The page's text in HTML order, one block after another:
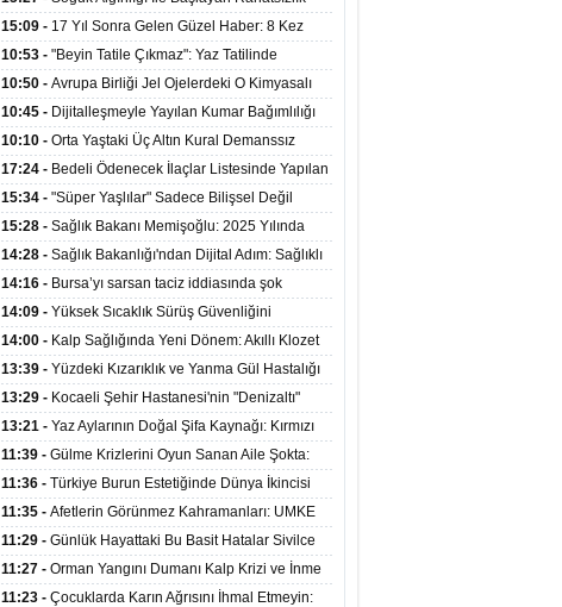
Karaciğer Yetmezliği Çıktı: 17 Yıl Sonra Nakille
Hayata Tutundu
15:09 - 17 Yıl Sonra Gelen Güzel Haber: 8 Kez
Reddedilen Hastaya 9'uncu Çağrıda Nakil Yapıldı
10:53 - "Beyin Tatile Çıkmaz": Yaz Tatilinde
Öğrenilenlerin Yüzde 39'u Unutulabiliyor
10:50 - Avrupa Birliği Jel Ojelerdeki O Kimyasalı
Yasakladı: Kısırlık ve Alerji Riski Uyarısı
10:45 - Dijitalleşmeyle Yayılan Kumar Bağımlılığı
Beyni ve Aileyi Yıkıma Uğratıyor
10:10 - Orta Yaştaki Üç Altın Kural Demanssız
Yaşamı 13 Yıl Uzatabiliyor
17:24 - Bedeli Ödenecek İlaçlar Listesinde Yapılan
Düzenlemeler Hakkında Duyuru 2026/30
15:34 - "Süper Yaşlılar" Sadece Bilişsel Değil
Fiziksel Olarak da Daha Sağlıklı Yaşıyor
15:28 - Sağlık Bakanı Memişoğlu: 2025 Yılında
300 Bini Aşkın Kişiye Emzirme Eğitimi Verildi
14:28 - Sağlık Bakanlığı'ndan Dijital Adım: Sağlıklı
Hayat Merkezlerinde Uzaktan Sağlık Hizmeti
Başladı
14:16 - Bursa’yı sarsan taciz iddiasında şok
gelişme!
14:09 - Yüksek Sıcaklık Sürüş Güvenliğini
Düşürüyor: 40 Derecede Güvenli Sürüş Süresi 53
Dakikaya İniyor
14:00 - Kalp Sağlığında Yeni Dönem: Akıllı Klozet
Kapağı 30 Saniyede Ritim Bozukluğunu Tespit
Ediyor
13:39 - Yüzdeki Kızarıklık ve Yanma Gül Hastalığı
(Rozasea) Belirtisi Olabilir
13:29 - Kocaeli Şehir Hastanesi'nin "Denizaltı"
Görünümlü Ünitesi Hastalara Umut Oluyor
13:21 - Yaz Aylarının Doğal Şifa Kaynağı: Kırmızı
Meyveler Bağışıklığı ve Kalbi Koruyor
11:39 - Gülme Krizlerini Oyun Sanan Aile Şokta:
3,5 Yaşındaki Çocuk 8 Kez Felç Geçirdi
11:36 - Türkiye Burun Estetiğinde Dünya İkincisi
Oldu
11:35 - Afetlerin Görünmez Kahramanları: UMKE
Dev Kadrosuyla Görev Başında
11:29 - Günlük Hayattaki Bu Basit Hatalar Sivilce
Oluşumunu Tetikliyor
11:27 - Orman Yangını Dumanı Kalp Krizi ve İnme
Riskini Artırıyor
11:23 - Çocuklarda Karın Ağrısını İhmal Etmeyin: